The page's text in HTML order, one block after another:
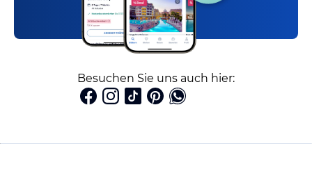
Besuchen Sie uns auch hier: